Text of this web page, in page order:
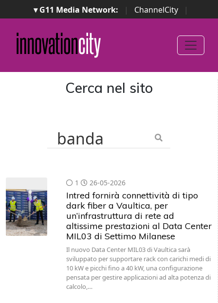
▾ G11 Media Network: | ChannelCity
|
ImpresaCity | SecurityOpenLab | Italian Channel
Awards
Italian Project Awards
Italian Security
Awards
Cerca nel sito
1 26-05-2026
Intred fornirà connettività di tipo
dark fiber a Vaultica, per
un’infrastruttura di rete ad
altissime prestazioni al Data Center
MIL03 di Settimo Milanese
Il nuovo Data Center MIL03 di Vaultica sarà
sviluppato per supportare rack con carichi medi di
10 kW e picchi fino a 40 kW, una configurazione
pensata per gestire applicazioni ad alta potenza di
calcolo,…